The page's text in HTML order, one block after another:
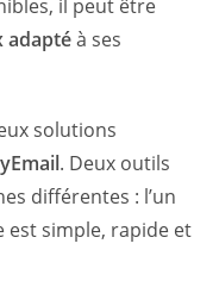
il peut être
adaptéà ses
solutions
. Deux outils
différentes : l’un
est simple, rapide et